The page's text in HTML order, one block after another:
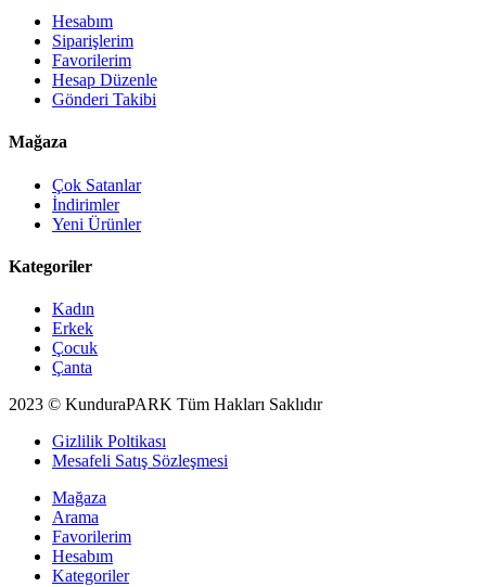
Hesabım
Siparişlerim
Favorilerim
Hesap Düzenle
Gönderi Takibi
Mağaza
Çok Satanlar
İndirimler
Yeni Ürünler
Kategoriler
Kadın
Erkek
Çocuk
Çanta
2023 © KunduraPARK Tüm Hakları Saklıdır
Gizlilik Poltikası
Mesafeli Satış Sözleşmesi
Mağaza
Arama
Favorilerim
Hesabım
Kategoriler